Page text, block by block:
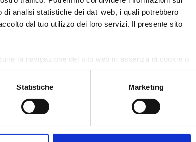
analisi statistiche dei dati web, i quali potrebbero
dal tuo utilizzo dei loro servizi. Il presente sito
la navigazione del sito web in assenza di cookie o
Statistiche Marketing
BOND
for a €300 million senior
a private placement under the